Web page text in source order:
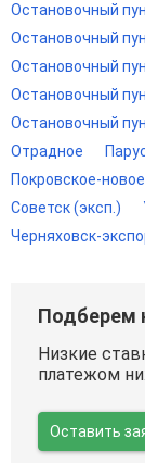
Остановочный
Остановочный
Остановочный
Остановочный
Остановочный
Отрадное
Покровское-новое
Советск (эксп.)
Черняховск-
Подберем
Низкие
платежом
Оставить